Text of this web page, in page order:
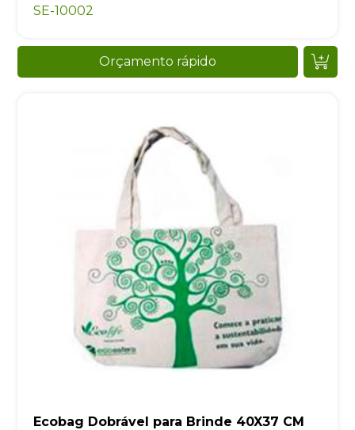
SE-10002
Orçamento rápido
Ecobag Dobrável para Brinde 40X37 CM